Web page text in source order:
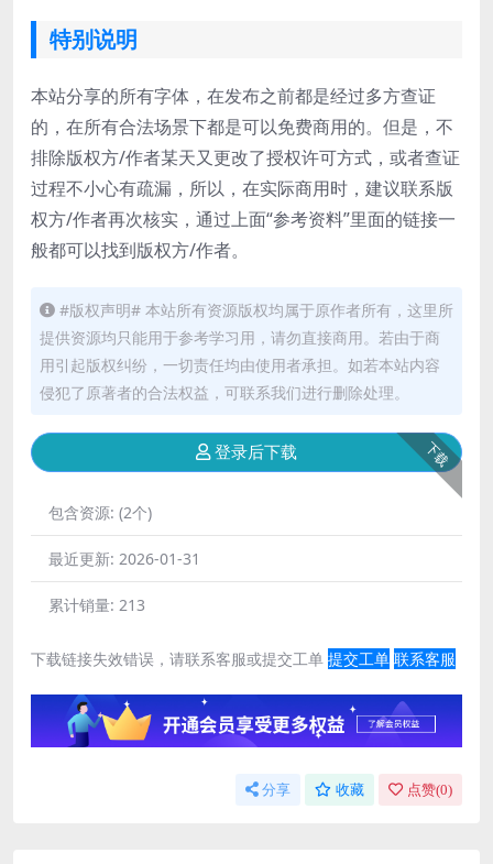
特别说明
本站分享的所有字体，在发布之前都是经过多方查证
的，在所有合法场景下都是可以免费商用的。但是，不
排除版权方/作者某天又更改了授权许可方式，或者查证
过程不小心有疏漏，所以，在实际商用时，建议联系版
权方/作者再次核实，通过上面“参考资料”里面的链接一
般都可以找到版权方/作者。
#版权声明# 本站所有资源版权均属于原作者所有，这里所
提供资源均只能用于参考学习用，请勿直接商用。若由于商
用引起版权纠纷，一切责任均由使用者承担。如若本站内容
侵犯了原著者的合法权益，可联系我们进行删除处理。
下载
登录后下载
包含资源: (2个)
最近更新: 2026-01-31
累计销量: 213
下载链接失效错误，请联系客服或提交工单 提交工单 联系客服
分享 收藏 点赞(0)